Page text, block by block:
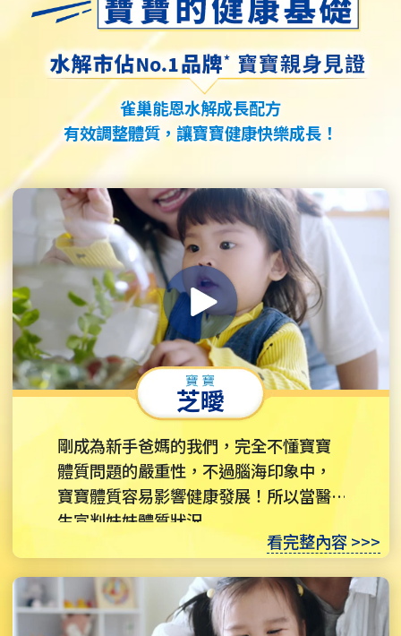
雀巢能恩水解成長配方
有效調整體質，讓寶寶健康快樂成長！
芝曖
剛成為新手爸媽的我們，完全不懂寶寶
體質問題的嚴重性，不過腦海印象中，
寶寶體質容易影響健康發展！所以當醫
生宣判妹妹體質狀況...
看完整內容 >>>